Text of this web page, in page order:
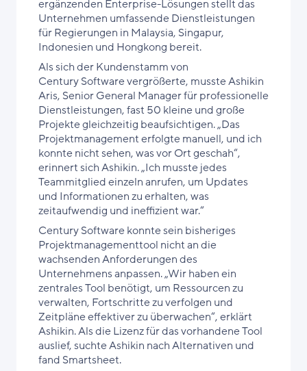
ergänzenden Enterprise-Lösungen stellt das
Unternehmen umfassende Dienstleistungen
für Regierungen in Malaysia, Singapur,
Indonesien und Hongkong bereit.
Als sich der Kundenstamm von
Century Software vergrößerte, musste Ashikin
Aris, Senior General Manager für professionelle
Dienstleistungen, fast 50 kleine und große
Projekte gleichzeitig beaufsichtigen. „Das
Projektmanagement erfolgte manuell, und ich
konnte nicht sehen, was vor Ort geschah“,
erinnert sich Ashikin. „Ich musste jedes
Teammitglied einzeln anrufen, um Updates
und Informationen zu erhalten, was
zeitaufwendig und ineffizient war.“
Century Software konnte sein bisheriges
Projektmanagementtool nicht an die
wachsenden Anforderungen des
Unternehmens anpassen. „Wir haben ein
zentrales Tool benötigt, um Ressourcen zu
verwalten, Fortschritte zu verfolgen und
Zeitpläne effektiver zu überwachen“, erklärt
Ashikin. Als die Lizenz für das vorhandene Tool
auslief, suchte Ashikin nach Alternativen und
fand Smartsheet.